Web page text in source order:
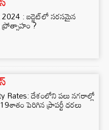
2024 : బడ్జెట్‌లో సరసమైన
ప్రోత్సాహం ?
Rates: దేశంలోని పలు నగరాల్లో
పెరిగిన ప్రాపర్టీ ధరలు